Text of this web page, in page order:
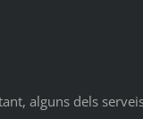
alguns dels